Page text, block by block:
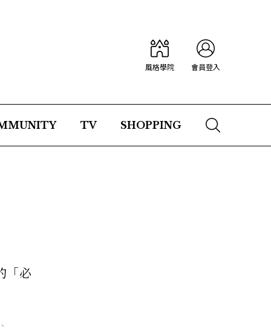
風格學院 會員登入
TV SHOPPING
「必